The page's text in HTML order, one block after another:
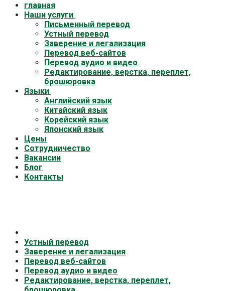
главная
Наши услуги
Письменный перевод
Устный перевод
Заверение и легализация
Перевод веб-сайтов
Перевод аудио и видео
Редактирование, верстка, переплет,
брошюровка
Языки
Английский язык
Китайский язык
Корейский язык
Японский язык
Цены
Cотрудничество
Вакансии
Блог
Контакты
Устный перевод
Заверение и легализация
Перевод веб-сайтов
Перевод аудио и видео
Редактирование, верстка, переплет,